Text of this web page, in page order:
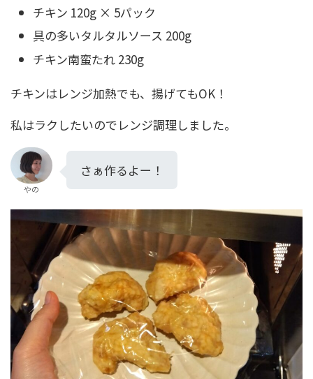
チキン 120g × 5パック
具の多いタルタルソース 200g
チキン南蛮たれ 230g
チキンはレンジ加熱でも、揚げてもOK！
私はラクしたいのでレンジ調理しました。
やの
さぁ作るよー！